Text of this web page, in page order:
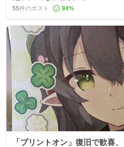
55件のポスト 94%
「プリントオン」復旧で歓喜